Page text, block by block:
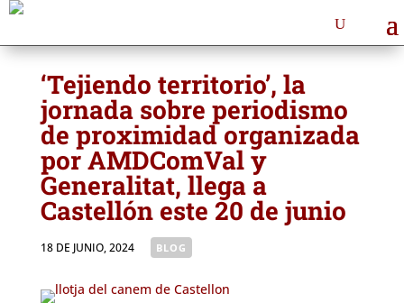
‘Tejiendo territorio’, la
jornada sobre periodismo
de proximidad organizada
por AMDComVal y
Generalitat, llega a
Castellón este 20 de junio
18 DE JUNIO, 2024| BLOG